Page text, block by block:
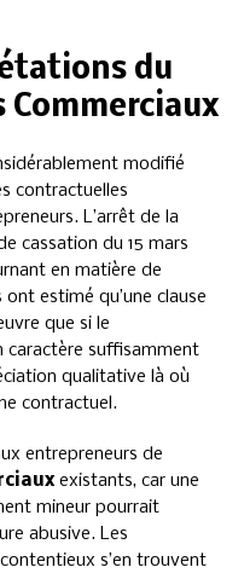
du
Commerciaux
modifié
contractuelles
L’arrêt de la
cassation du 15 mars
en matière de
ont estimé qu’une clause
que si le
caractère suffisamment
qualitative là où
contractuel.
entrepreneurs de
existants, car une
mineur pourrait
abusive. Les
s’en trouvent